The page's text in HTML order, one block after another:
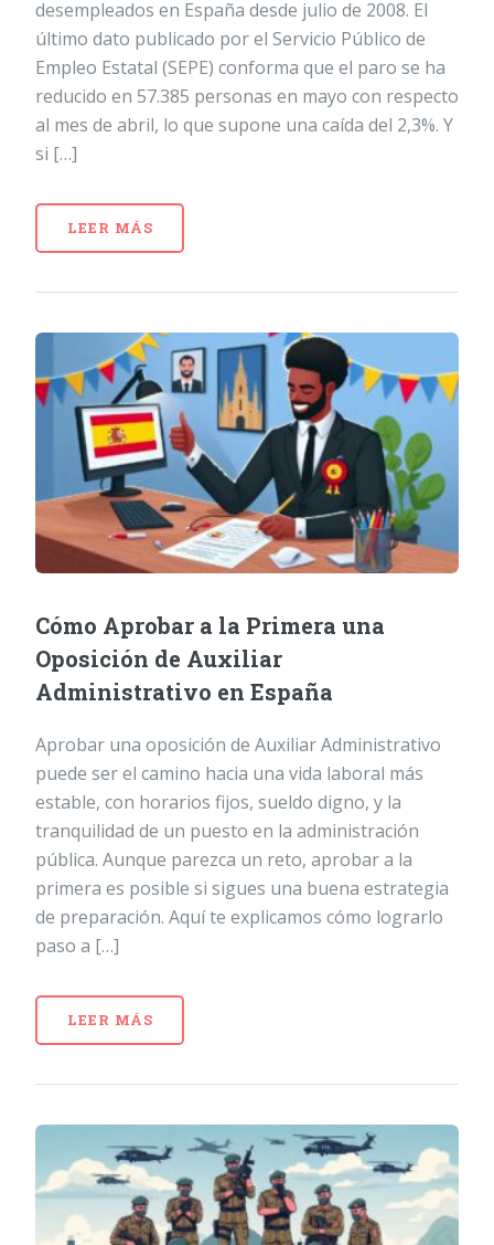
desempleados en España desde julio de 2008. El
último dato publicado por el Servicio Público de
Empleo Estatal (SEPE) conforma que el paro se ha
reducido en 57.385 personas en mayo con respecto
al mes de abril, lo que supone una caída del 2,3%. Y
si […]
LEER MÁS
Cómo Aprobar a la Primera una
Oposición de Auxiliar
Administrativo en España
Aprobar una oposición de Auxiliar Administrativo
puede ser el camino hacia una vida laboral más
estable, con horarios fijos, sueldo digno, y la
tranquilidad de un puesto en la administración
pública. Aunque parezca un reto, aprobar a la
primera es posible si sigues una buena estrategia
de preparación. Aquí te explicamos cómo lograrlo
paso a […]
LEER MÁS